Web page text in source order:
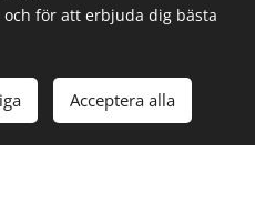
för att erbjuda dig bästa
Acceptera alla